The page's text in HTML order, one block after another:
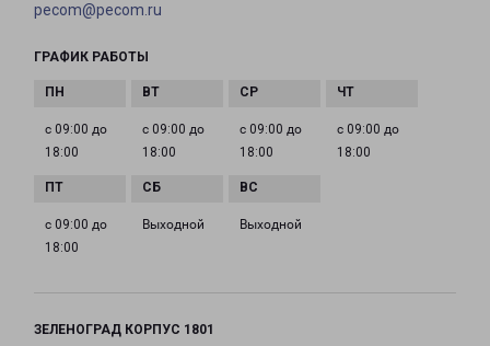
pecom@pecom.ru
ГРАФИК РАБОТЫ
с 09:00 до
18:00
с 09:00 до
18:00
с 09:00 до
18:00
с 09:00 до
18:00
с 09:00 до
18:00
Выходной Выходной
ЗЕЛЕНОГРАД КОРПУС 1801